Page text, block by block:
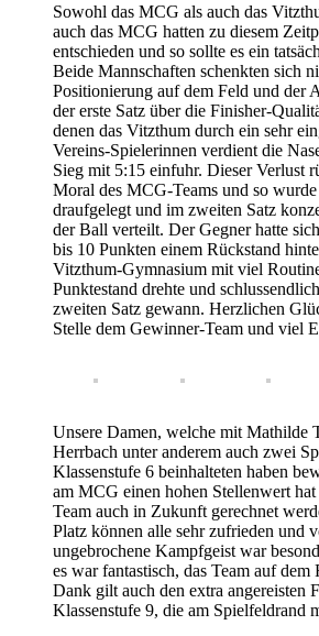
Sowohl das MCG als auch das
auch das MCG hatten zu diesem
entschieden und so sollte es ein
Beide Mannschaften schenkten sich
Positionierung auf dem Feld und der
der erste Satz über die Finisher-
denen das Vitzthum durch ein sehr
Vereins-Spielerinnen verdient die
Sieg mit 5:15 einfuhr. Dieser Verlust
Moral des MCG-Teams und so
draufgelegt und im zweiten Satz
der Ball verteilt. Der Gegner hatte
bis 10 Punkten einem Rückstand
Vitzthum-Gymnasium mit viel
Punktestand drehte und
zweiten Satz gewann. Herzlichen
Stelle dem Gewinner-Team und viel
Unsere Damen, welche mit Mathilde
Herrbach unter anderem auch zwei
Klassenstufe 6 beinhalteten haben
am MCG einen hohen Stellenwert hat
Team auch in Zukunft gerechnet
Platz können alle sehr zufrieden und
ungebrochene Kampfgeist war
es war fantastisch, das Team auf dem
Dank gilt auch den extra angereisten
Klassenstufe 9, die am Spielfeldrand